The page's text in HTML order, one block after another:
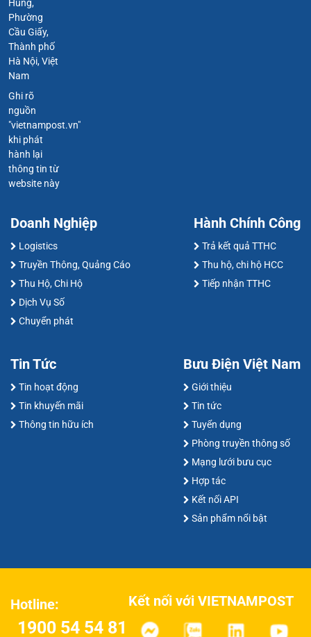
Hùng,
Phường
Cầu Giấy,
Thành phố
Hà Nội, Việt
Nam
Ghi rõ
nguồn
"vietnampost.vn"
khi phát
hành lại
thông tin từ
website này
Doanh Nghiệp
Logistics
Truyền Thông, Quảng Cáo
Thu Hộ, Chi Hộ
Dịch Vụ Số
Chuyển phát
Hành Chính Công
Trả kết quả TTHC
Thu hộ, chi hộ HCC
Tiếp nhận TTHC
Tin Tức
Tin hoạt động
Tin khuyến mãi
Thông tin hữu ích
Bưu Điện Việt Nam
Giới thiệu
Tin tức
Tuyển dụng
Phòng truyền thông số
Mạng lưới bưu cục
Hợp tác
Kết nối API
Sản phẩm nổi bật
Hotline:
1900 54 54 81
Kết nối với VIETNAMPOST